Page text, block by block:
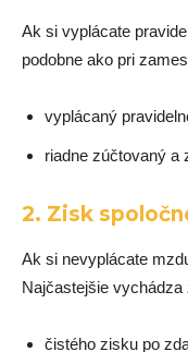
Ak si vyplácate
podobne ako pri
vyplácaný
riadne zúčtovaný a
2. Zisk
Ak si nevyplácate
Najčastejšie vychádza
čistého zisku po